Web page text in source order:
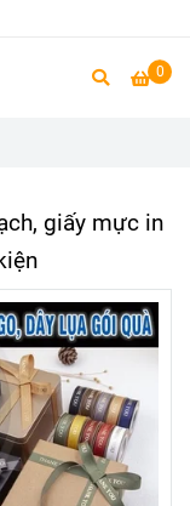
0
giấy mực in